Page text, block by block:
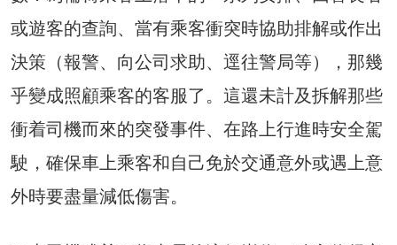
或遊客的查詢、當有乘客衝突時協助排解或作出
決策（報警、向公司求助、逕往警局等），那幾
乎變成照顧乘客的客服了。這還未計及拆解那些
衝着司機而來的突發事件、在路上行進時安全駕
駛，確保車上乘客和自己免於交通意外或遇上意
外時要盡量減低傷害。